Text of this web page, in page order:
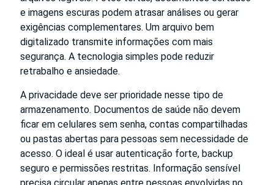
e imagens escuras podem atrasar análises ou gerar
exigências complementares. Um arquivo bem
digitalizado transmite informações com mais
segurança. A tecnologia simples pode reduzir
retrabalho e ansiedade.
A privacidade deve ser prioridade nesse tipo de
armazenamento. Documentos de saúde não devem
ficar em celulares sem senha, contas compartilhadas
ou pastas abertas para pessoas sem necessidade de
acesso. O ideal é usar autenticação forte, backup
seguro e permissões restritas. Informação sensível
precisa circular apenas entre pessoas envolvidas no